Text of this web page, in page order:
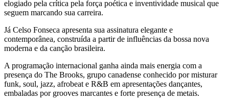
elogiado pela crítica pela força poética e inventividade musical que
seguem marcando sua carreira.
Já Celso Fonseca apresenta sua assinatura elegante e
contemporânea, construída a partir de influências da bossa nova
moderna e da canção brasileira.
A programação internacional ganha ainda mais energia com a
presença do The Brooks, grupo canadense conhecido por misturar
funk, soul, jazz, afrobeat e R&B em apresentações dançantes,
embaladas por grooves marcantes e forte presença de metais.